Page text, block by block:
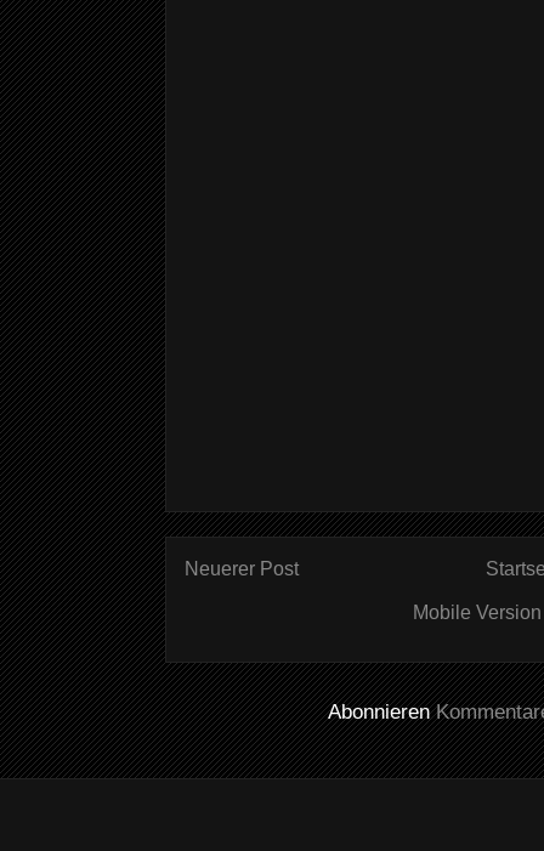
Neuerer Post
Mobile
Abonnieren